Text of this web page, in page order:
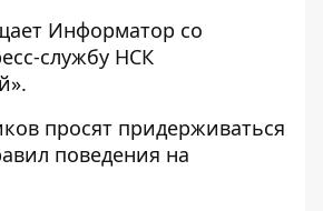
Информатор со
службу НСК
.
просят придерживаться
поведения на